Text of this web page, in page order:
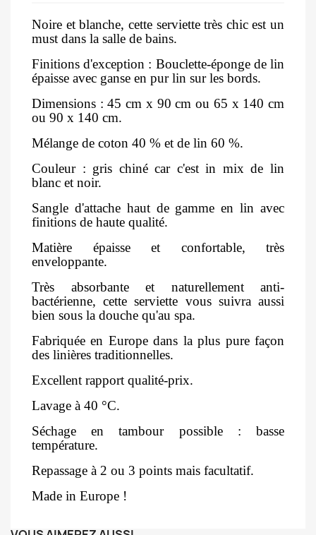
Noire et blanche, cette serviette très chic est un
must dans la salle de bains.
Finitions d'exception : Bouclette-éponge de lin
épaisse avec ganse en pur lin sur les bords.
Dimensions : 45 cm x 90 cm ou 65 x 140 cm
ou 90 x 140 cm.
Mélange de coton 40 % et de lin 60 %.
Couleur : gris chiné car c'est in mix de lin
blanc et noir.
Sangle d'attache haut de gamme en lin avec
finitions de haute qualité.
Matière épaisse et confortable, très
enveloppante.
Très absorbante et naturellement anti-
bactérienne, cette serviette vous suivra aussi
bien sous la douche qu'au spa.
Fabriquée en Europe dans la plus pure façon
des linières traditionnelles.
Excellent rapport qualité-prix.
Lavage à 40 °C.
Séchage en tambour possible : basse
température.
Repassage à 2 ou 3 points mais facultatif.
Made in Europe !